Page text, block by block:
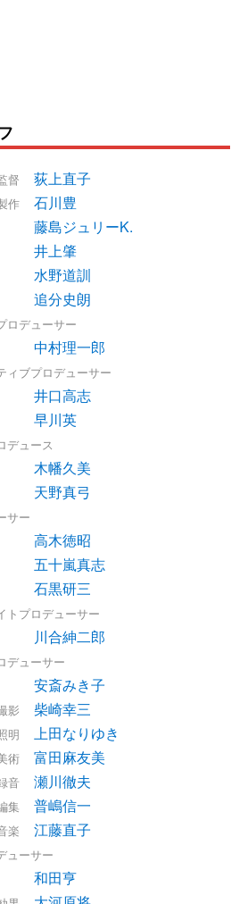
督 荻上直子
作
石川豊
藤島ジュリーK.
井上肇
水野道訓
追分史朗
ロデューサー
中村理一郎
ィブプロデューサー
井口高志
早川英
デュース
木幡久美
天野真弓
サー
高木徳昭
五十嵐真志
石黒研三
トプロデューサー
川合紳二郎
デューサー
安斎みき子
影 柴崎幸三
明 上田なりゆき
術 富田麻友美
音 瀬川徹夫
集 普嶋信一
楽 江藤直子
ューサー
和田亨